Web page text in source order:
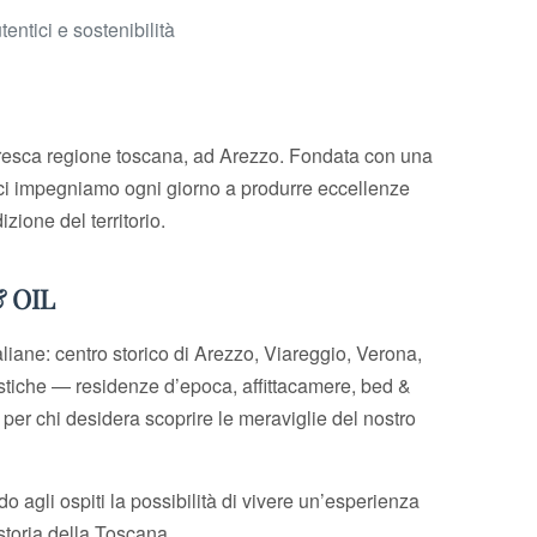
e sostenibilità
regione toscana, ad Arezzo. Fondata con una
impegniamo ogni giorno a produrre eccellenze
del territorio.
OIL
centro storico di Arezzo, Viareggio, Verona,
— residenze d’epoca, affittacamere, bed &
chi desidera scoprire le meraviglie del nostro
agli ospiti la possibilità di vivere un’esperienza